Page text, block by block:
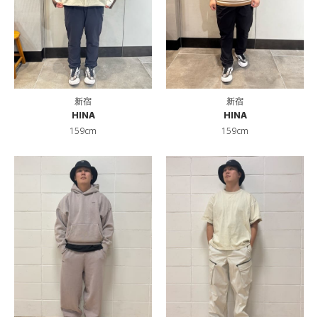
新宿
HINA
159cm
新宿
HINA
159cm